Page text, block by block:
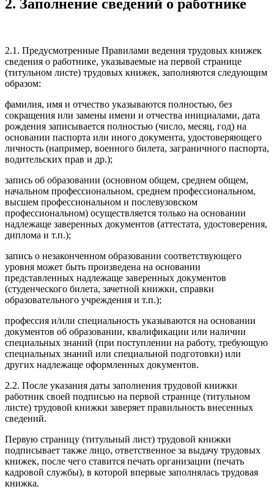
2. Заполнение сведений о работнике
2.1. Предусмотренные Правилами ведения трудовых книжек
сведения о работнике, указываемые на первой странице
(титульном листе) трудовых книжек, заполняются следующим
образом:
фамилия, имя и отчество указываются полностью, без
сокращения или замены имени и отчества инициалами, дата
рождения записывается полностью (число, месяц, год) на
основании паспорта или иного документа, удостоверяющего
личность (например, военного билета, заграничного паспорта,
водительских прав и др.);
запись об образовании (основном общем, среднем общем,
начальном профессиональном, среднем профессиональном,
высшем профессиональном и послевузовском
профессиональном) осуществляется только на основании
надлежаще заверенных документов (аттестата, удостоверения,
диплома и т.п.);
запись о незаконченном образовании соответствующего
уровня может быть произведена на основании
представленных надлежаще заверенных документов
(студенческого билета, зачетной книжки, справки
образовательного учреждения и т.п.);
профессия и/или специальность указываются на основании
документов об образовании, квалификации или наличии
специальных знаний (при поступлении на работу, требующую
специальных знаний или специальной подготовки) или
других надлежаще оформленных документов.
2.2. После указания даты заполнения трудовой книжки
работник своей подписью на первой странице (титульном
листе) трудовой книжки заверяет правильность внесенных
сведений.
Первую страницу (титульный лист) трудовой книжки
подписывает также лицо, ответственное за выдачу трудовых
книжек, после чего ставится печать организации (печать
кадровой службы), в которой впервые заполнялась трудовая
книжка.